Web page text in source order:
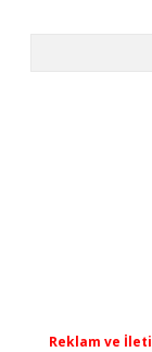
Reklam ve